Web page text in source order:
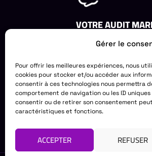
Gérer le
Pour offrir les meilleures expériences, nous
cookies pour stocker et/ou accéder aux
consentir à ces technologies nous permettra
comportement de navigation ou les ID
consentir ou de retirer son consentement
caractéristiques et fonctions.
ACCEPTER REFUSER
VOTRE AUDIT
Obtenez un audit
marketing.
opportunités de
DEMANDEZ